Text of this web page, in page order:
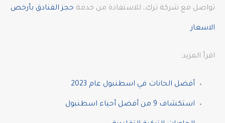
تواصل مع شركة ترك، للاستفادة من خدمة حجز الفنادق بأرخص
الاسعار
اقرأ المزيد:
أفضل الحانات في اسطنبول عام 2023
استكشاف 9 من أفضل أحياء اسطنبول